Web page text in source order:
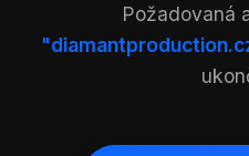
Požadovaná